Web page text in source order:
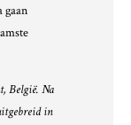
gaan
België. Na
in